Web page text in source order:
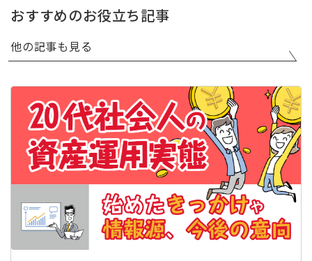
おすすめのお役立ち記事
他の記事も見る